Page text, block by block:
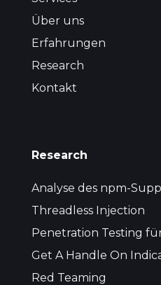
Über uns
Erfahrungen
Research
Kontakt
Research
Analyse des npm-
Threadless Injection
Penetration Testing
Get A Handle On
Red Teaming